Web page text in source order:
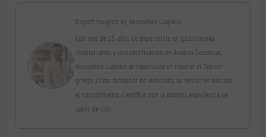
Expert Insights by Xenophon Liapakis
Con más de 15 años de experiencia en gastronomía
mediterránea y una certificación en Análisis Sensorial,
Xenophon Liapakis se especializa en resaltar el 'Terroir'
griego. Como fundador de elenianna, su misión es vincular
el conocimiento científico con la máxima experiencia de
sabor de lujo.